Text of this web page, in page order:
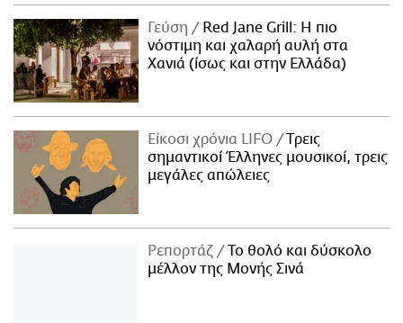
ΑΜΠΑ
PRINT
Γεύση
Red Jane Grill: Η πιο
νόστιμη και χαλαρή αυλή στα
Χανιά (ίσως και στην Ελλάδα)
Είκοσι χρόνια LIFO
Tρεις
σημαντικοί Έλληνες μουσικοί, τρεις
μεγάλες απώλειες
Ρεπορτάζ
Το θολό και δύσκολο
μέλλον της Μονής Σινά